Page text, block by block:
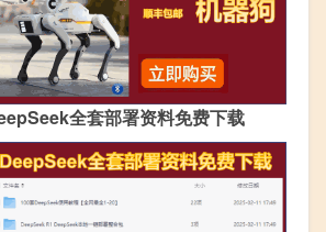
全套部署资料免费下载